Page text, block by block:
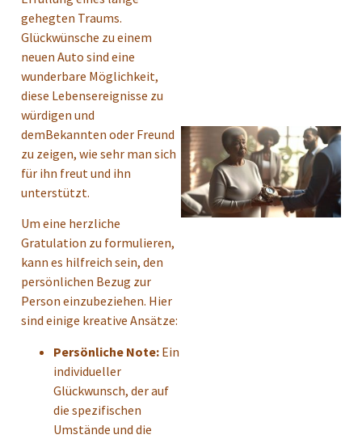
gehegten Traums.
Glückwünsche zu einem
neuen Auto sind eine
wunderbare Möglichkeit,
diese Lebensereignisse zu
würdigen und
demBekannten oder Freund
zu zeigen, wie sehr man sich
für ihn freut und ihn
unterstützt.
Um eine herzliche
Gratulation zu formulieren,
kann es hilfreich sein, den
persönlichen Bezug zur
Person einzubeziehen. Hier
sind einige kreative Ansätze:
Persönliche Note: Ein
individueller
Glückwunsch, der auf
die spezifischen
Umstände und die